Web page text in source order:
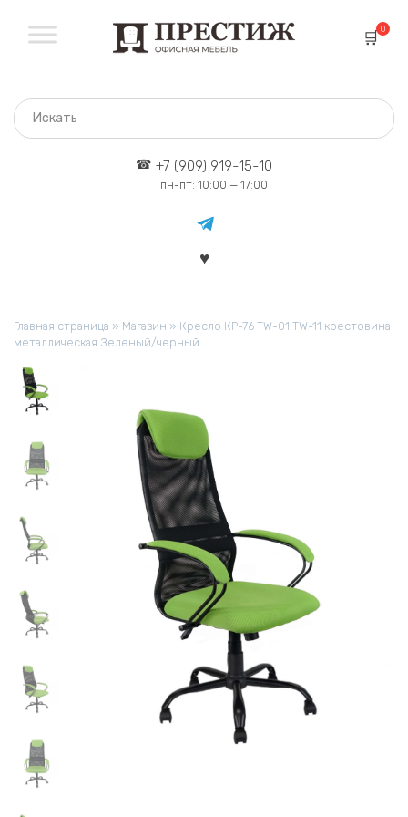
содержанию
0
+7 (909) 919-15-10
пн-пт: 10:00 — 17:00
Главная страница » Магазин » Кресло КР-76 TW-01 TW-11 крестовина
металлическая Зеленый/черный